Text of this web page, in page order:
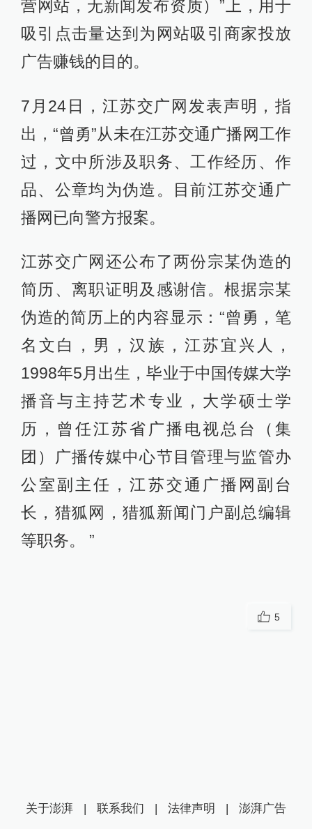
营网站，无新闻发布资质）”上，用于
吸引点击量达到为网站吸引商家投放
广告赚钱的目的。
7月24日，江苏交广网发表声明，指
出，“曾勇”从未在江苏交通广播网工作
过，文中所涉及职务、工作经历、作
品、公章均为伪造。目前江苏交通广
播网已向警方报案。
江苏交广网还公布了两份宗某伪造的
简历、离职证明及感谢信。根据宗某
伪造的简历上的内容显示：“曾勇，笔
名文白，男，汉族，江苏宜兴人，
1998年5月出生，毕业于中国传媒大学
播音与主持艺术专业，大学硕士学
历，曾任江苏省广播电视总台（集
团）广播传媒中心节目管理与监管办
公室副主任，江苏交通广播网副台
长，猎狐网，猎狐新闻门户副总编辑
等职务。 ”
5
关于澎湃 | 联系我们 | 法律声明 | 澎湃广告